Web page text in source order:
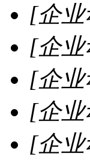
[企
[企
[企
[企
[企